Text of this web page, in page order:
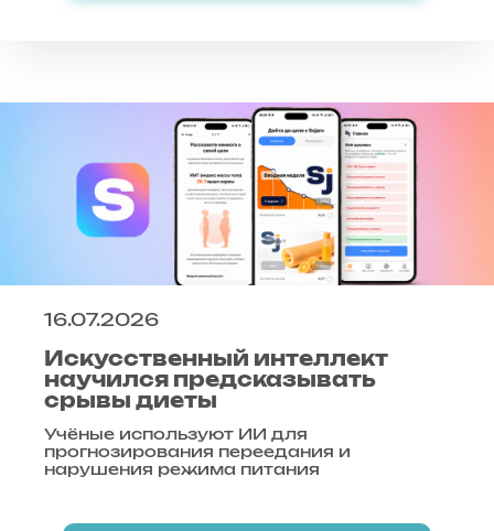
16.07.2026
Искусственный интеллект
научился предсказывать
срывы диеты
Учёные используют ИИ для
прогнозирования переедания и
нарушения режима питания